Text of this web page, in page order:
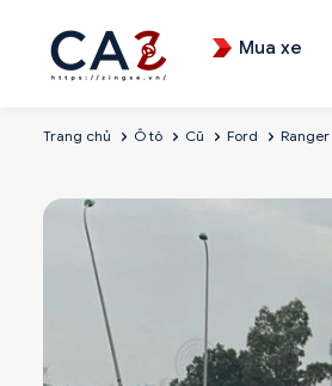
Mua xe
Trang chủ Ô tô Cũ Ford Ranger